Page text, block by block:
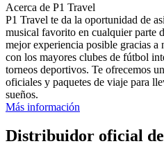
Acerca de P1 Travel
P1 Travel te da la oportunidad de
musical favorito en cualquier parte
mejor experiencia posible gracias a
con los mayores clubes de fútbol
torneos deportivos. Te ofrecemos
oficiales y paquetes de viaje para
sueños.
Más información
Distribuidor oficial de